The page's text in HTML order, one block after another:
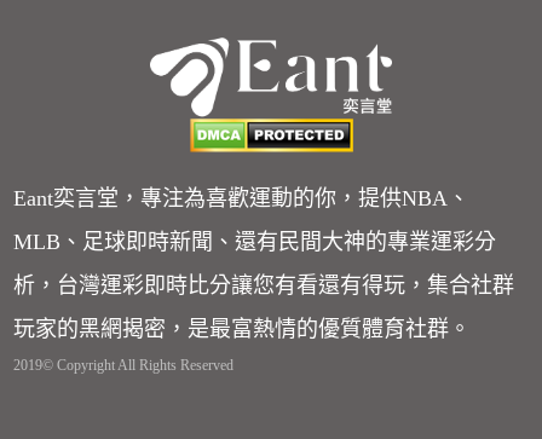
Eant奕言堂，專注為喜歡運動的你，提供NBA、
MLB、足球即時新聞、還有民間大神的專業運彩分
析，台灣運彩即時比分讓您有看還有得玩，集合社群
玩家的黑網揭密，是最富熱情的優質體育社群。
2019© Copyright All Rights Reserved